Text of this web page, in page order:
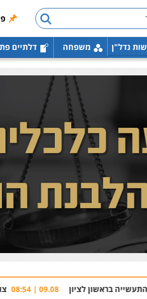
נדל"ן משפחה דלתיים
09.08 | 08:54 צוות חקירה